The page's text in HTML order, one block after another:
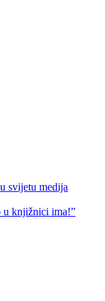
svijetu medija
u knjižnici ima!”